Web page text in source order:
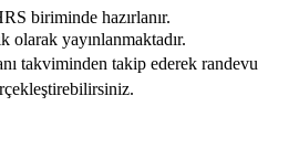
biriminde hazırlanır.
olarak yayınlanmaktadır.
takviminden takip ederek randevu